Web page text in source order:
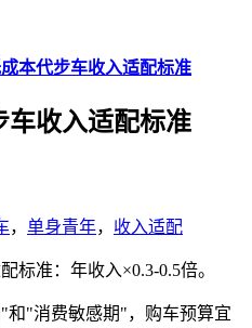
本代步车收入适配标准
车收入适配标准
， 单身青年， 收入适配
标准：年收入×0.3-0.5倍。
和"消费敏感期"，购车预算宜